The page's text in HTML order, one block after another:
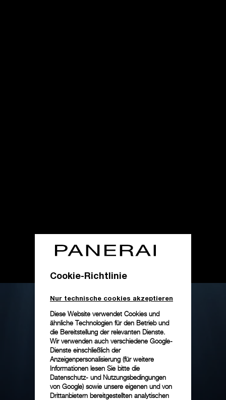
Cookie-Richtlinie
Nur technische cookies akzeptieren
Diese Website verwendet Cookies und
ähnliche Technologien für den Betrieb und
die Bereitstellung der relevanten Dienste.
Wir verwenden auch verschiedene Google-
Dienste einschließlich der
Anzeigenpersonalisierung (für weitere
Informationen lesen Sie bitte die
Datenschutz- und Nutzungsbedingungen
von Google) sowie unsere eigenen und von
Drittanbietern bereitgestellten analytischen